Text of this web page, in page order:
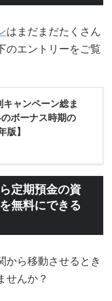
はまだまだたくさん
のエントリーをご覧
ャンペーン総ま
ボーナス時期の
】
定期預金の資
無料にできる
から移動させるとき
せんか？